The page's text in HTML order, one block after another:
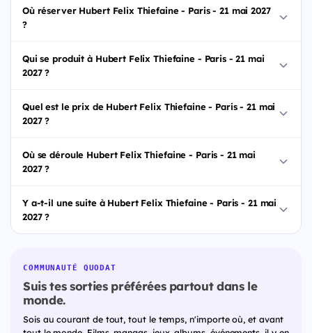
Où réserver Hubert Felix Thiefaine - Paris - 21 mai 2027
?
Qui se produit à Hubert Felix Thiefaine - Paris - 21 mai
2027 ?
Quel est le prix de Hubert Felix Thiefaine - Paris - 21 mai
2027 ?
Où se déroule Hubert Felix Thiefaine - Paris - 21 mai
2027 ?
Y a-t-il une suite à Hubert Felix Thiefaine - Paris - 21 mai
2027 ?
COMMUNAUTÉ QUODAT
Suis tes sorties préférées partout dans le
monde.
Sois au courant de tout, tout le temps, n'importe où, et avant